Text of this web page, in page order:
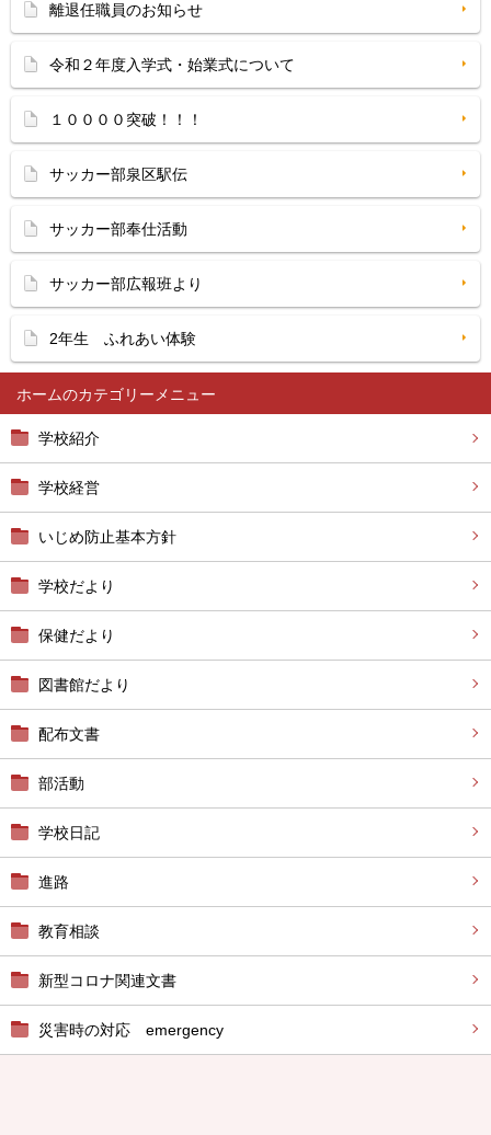
ホーム
学校紹介
学校経営
いじめ防止基本方針
学校だより
保健だより
図書館だより
配布文書
部活動
学校日記
進路
教育相談
新型コロナ関連文書
災害時の対応 emergency
離退任職員のお知らせ
令和２年度入学式・始業式について
１００００突破！！！
サッカー部泉区駅伝
サッカー部奉仕活動
サッカー部広報班より
2年生 ふれあい体験